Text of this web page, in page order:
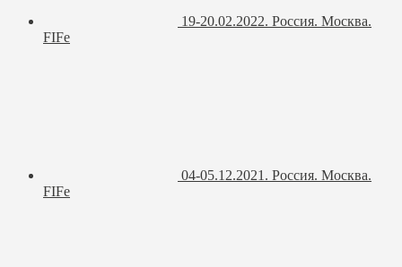
19-20.02.2022. Россия. Москва.
FIFe
04-05.12.2021. Россия. Москва.
FIFe